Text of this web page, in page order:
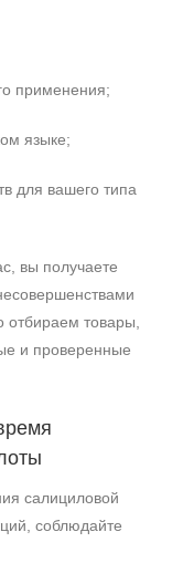
применения;
языке;
для вашего типа
вы получаете
товары,
и проверенные
салициловой
соблюдайте